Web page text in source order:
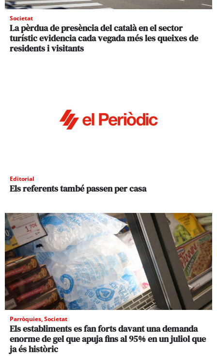
Societat
La pèrdua de presència del català en el sector
turístic evidencia cada vegada més les queixes de
residents i visitants
Editorial
Els referents també passen per casa
Parròquies,Societat
Els establiments es fan forts davant una demanda
enorme de gel que apuja fins al 95% en un juliol que
ja és històric